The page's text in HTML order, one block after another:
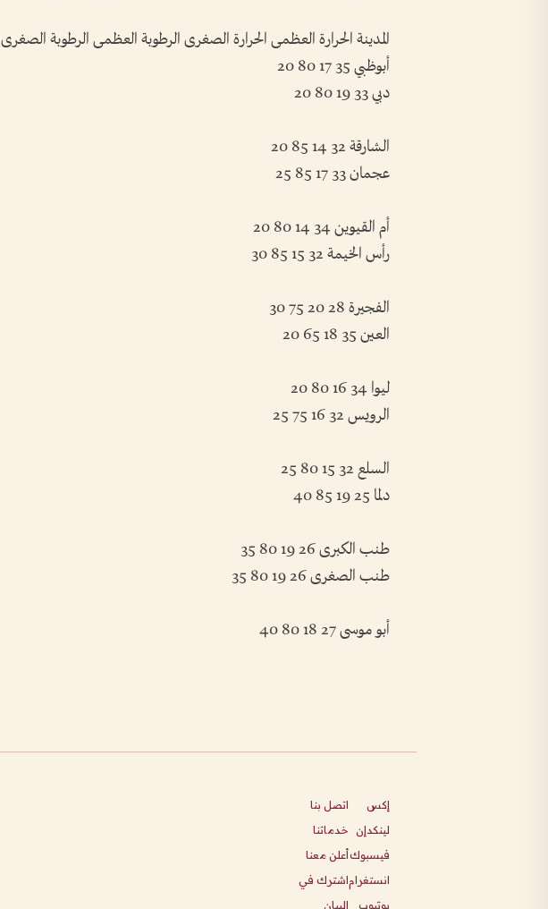
المدينة الحرارة العظمى الحرارة الصغرى الرطوبة العظمى الرطوبة الصغرى
أبوظبي 35 17 80 20
دبي 33 19 80 20
الشارقة 32 14 85 20
عجمان 33 17 85 25
أم القيوين 34 14 80 20
رأس الخيمة 32 15 85 30
الفجيرة 28 20 75 30
العين 35 18 65 20
ليوا 34 16 80 20
الرويس 32 16 75 25
السلع 32 15 80 25
دلما 25 19 85 40
طنب الكبرى 26 19 80 35
طنب الصغرى 26 19 80 35
أبو موسى 27 18 80 40
إكس
لينكدإن
فيسبوك
انستغرام
يوتيوب
اتصل بنا
خدماتنا
أعلن معنا
اشترك في
البيان